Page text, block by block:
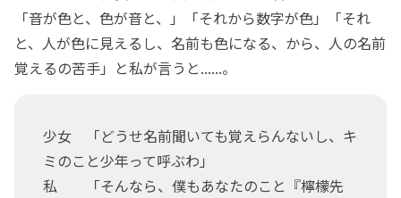
「音が色と、色が音と、」「それから数字が色」「それ
と、人が色に見えるし、名前も色になる、から、人の名前
覚えるの苦手」と私が言うと......。
少女 「どうせ名前聞いても覚えらんないし、キ
ミのこと少年って呼ぶわ」
私 「そんなら、僕もあなたのこと『檸檬先